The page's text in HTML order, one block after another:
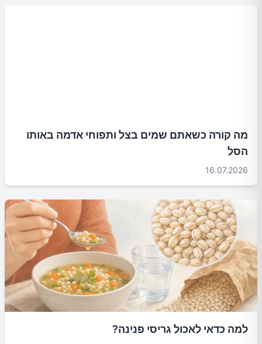
מה קורה כשאתם שמים בצל ותפוחי אדמה באותו
הסל
16.07.2026
למה כדאי לאכול גריסי פנינה?